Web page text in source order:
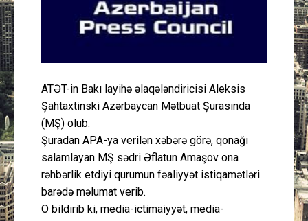
Gündəm
Peşə etikası
ATƏT-in Bakı layihə əlaqələndiricisi Aleksis
Şahtaxtinski Azərbaycan Mətbuat Şurasında
(MŞ) olub.
Şuradan APA-ya verilən xəbərə görə, qonağı
salamlayan MŞ sədri Əflatun Amaşov ona
rəhbərlik etdiyi qurumun fəaliyyət istiqamətləri
barədə məlumat verib.
O bildirib ki, media-ictimaiyyət, media-